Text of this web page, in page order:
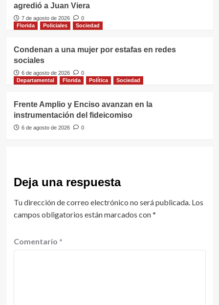
agredió a Juan Viera
7 de agosto de 2026
0
Florida
Policiales Sociedad
Condenan a una mujer por estafas en redes
sociales
6 de agosto de 2026
0
Departamental
Florida Política Sociedad
Frente Amplio y Enciso avanzan en la
instrumentación del fideicomiso
6 de agosto de 2026 0
Deja una respuesta
Tu dirección de correo electrónico no será publicada. Los
campos obligatorios están marcados con*
Comentario *